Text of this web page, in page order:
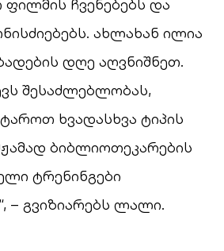
ჩვენებებს და
ახლახან ილია
დღე აღვნიშნეთ.
შესაძლებლობას,
ხვადასხვა ტიპის
ბიბლიოთეკარების
ტრენინგები
– გვიზიარებს ლალი.